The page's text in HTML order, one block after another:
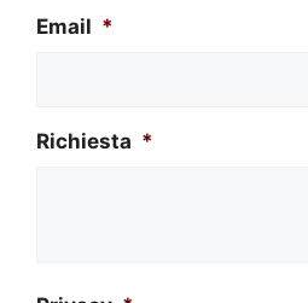
Email *
Richiesta *